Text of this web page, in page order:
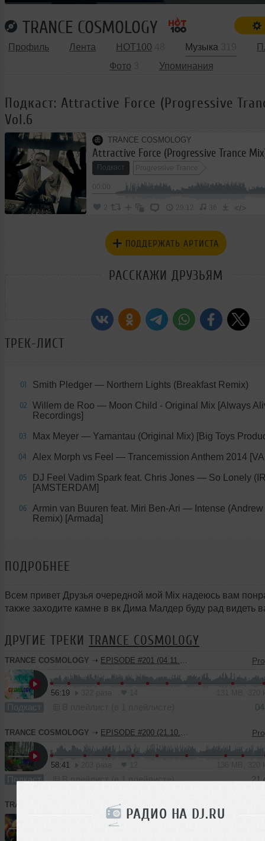
РАДИО НА DJ.RU
TRANCE COSMOLOGY
Профиль Лента HOT100 Музыка
Фото
Упоминания
Подкаст: Attractive Force (Progressive
Vol.6
TRANCE COSMOLOGY
Attractive Force (Progressive Trance
Подкаст Progressive Trance
2 29:12 36 </>
ПОДДЕРЖАТЬ АРТИСТА
РАССКАЖИ ДРУЗЬЯМ
ТРЕК-ЛИСТ
01 Smith Pledger — Northern Lights (Breakfast Remix)
02 Willem de Roo — Moon Child - Original Mix [Always
Recordings]
03 Max Meyer — Yamantau (Original Mix) [Big Toys
04 Alex Morph vs Feel — Trancemission Anthem 2014
05 DJ Feel Vadim Spark feat. Chris Jones — So Lonely
[AMSTERDAM]
06 Armin van Buuren feat. Miri Ben-Ari — Intense (Andrew
Remix) [Armada]
ПОДРОБНЕЕ
Всем привет Друзья очередной мой Mix надеюсь вам
также заходите камне в вк Дима Малдер буду рад видеть
ДРУГИЕ ТРЕКИ TRANCE COSMOLOGY
TRANCE COSMOLOGY ➝ EPISODE #201 (04.11.2023)
56:19
Подкаст
TRANCE COSMOLOGY ➝ EPISODE #200 (21.10.2023)
58:41
Подкаст В плейлист (в 1 плейлисте) 21
TRANCE COSMOLOGY EPISODE #199 (12.05.2023)